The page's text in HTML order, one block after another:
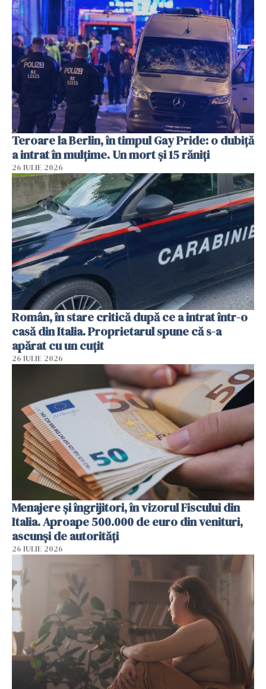
Teroare la Berlin, în timpul Gay Pride: o dubiță
a intrat în mulțime. Un mort și 15 răniți
26 IULIE 2026
Român, în stare critică după ce a intrat într-o
casă din Italia. Proprietarul spune că s-a
apărat cu un cuțit
26 IULIE 2026
Menajere și îngrijitori, în vizorul Fiscului din
Italia. Aproape 500.000 de euro din venituri,
ascunși de autorități
26 IULIE 2026